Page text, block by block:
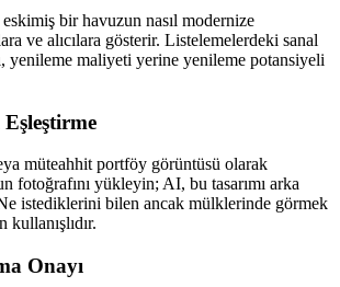
eskimiş bir havuzun nasıl modernize
ve alıcılara gösterir. Listelemelerdeki sanal
yenileme maliyeti yerine yenileme potansiyeli
müteahhit portföy görüntüsü olarak
fotoğrafını yükleyin; AI, bu tasarımı arka
istediklerini bilen ancak mülklerinde görmek
Onayı